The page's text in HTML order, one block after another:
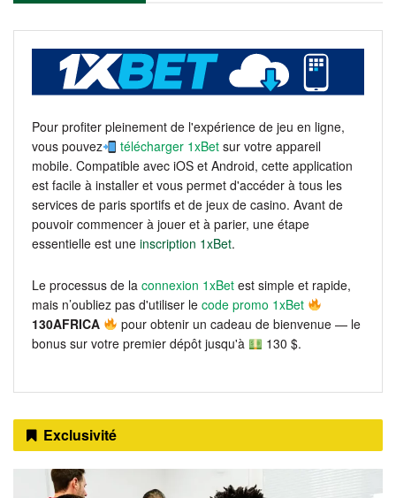
Pour profiter pleinement de l'expérience de jeu en ligne,
vous pouvez
télécharger 1xBet sur votre appareil
mobile. Compatible avec iOS et Android, cette application
est facile à installer et vous permet d'accéder à tous les
services de paris sportifs et de jeux de casino. Avant de
pouvoir commencer à jouer et à parier, une étape
essentielle est une inscription 1xBet.
Le processus de la connexion 1xBet est simple et rapide,
mais n’oubliez pas d'utiliser le code promo 1xBet
130AFRICA
pour obtenir un cadeau de bienvenue — le
bonus sur votre premier dépôt jusqu'à
130 $.
Exclusivité